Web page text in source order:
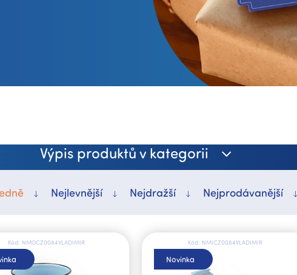
Výpis produktů v kategorii
Nejlevnější Nejdražší Nejprodávanější
Kód: NMGCZ0084VLADIMIR
Novinka
Kód: NMICZ0084VLADIMIR